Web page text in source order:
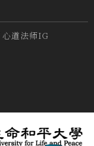
心道法师IG